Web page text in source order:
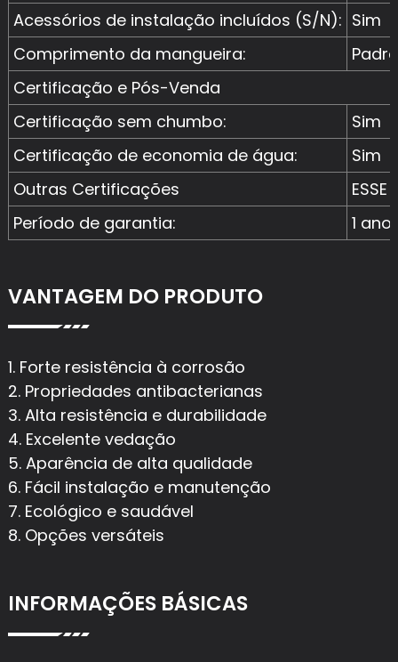
Acessórios de instalação incluídos (S/N): Sim
Comprimento da mangueira:
Certificação e Pós-Venda
Certificação sem chumbo:
Sim
Certificação de economia de água:
Sim
Outras Certificações
ESSE
Período de garantia:
1 ano
VANTAGEM DO PRODUTO
1. Forte resistência à corrosão
2. Propriedades antibacterianas
3. Alta resistência e durabilidade
4. Excelente vedação
5. Aparência de alta qualidade
6. Fácil instalação e manutenção
7. Ecológico e saudável
8. Opções versáteis
INFORMAÇÕES BÁSICAS